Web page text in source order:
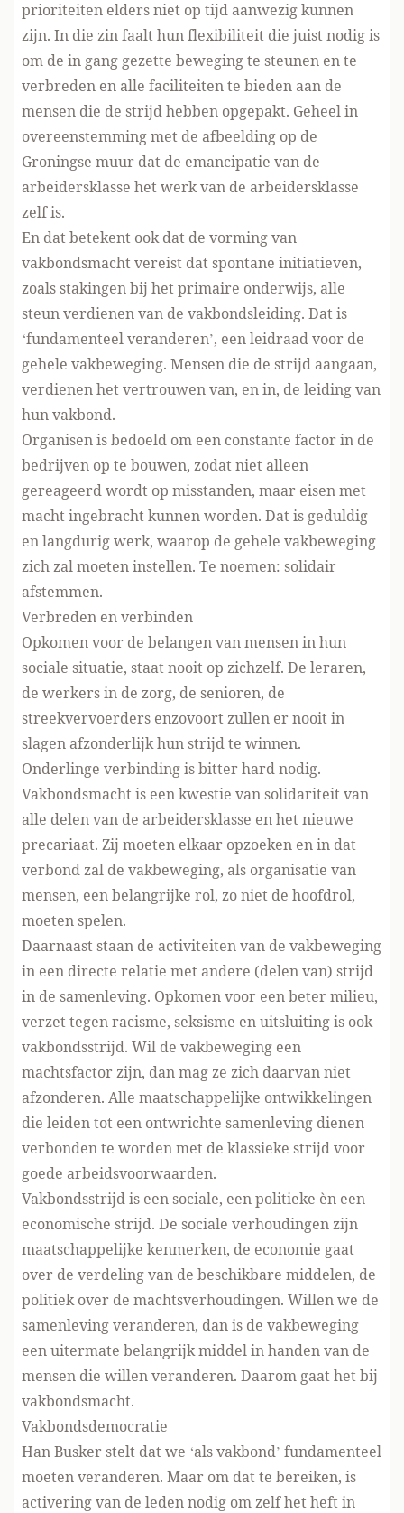
prioriteiten elders niet op tijd aanwezig kunnen
zijn. In die zin faalt hun flexibiliteit die juist nodig is
om de in gang gezette beweging te steunen en te
verbreden en alle faciliteiten te bieden aan de
mensen die de strijd hebben opgepakt. Geheel in
overeenstemming met de afbeelding op de
Groningse muur dat de emancipatie van de
arbeidersklasse het werk van de arbeidersklasse
zelf is.
En dat betekent ook dat de vorming van
vakbondsmacht vereist dat spontane initiatieven,
zoals stakingen bij het primaire onderwijs, alle
steun verdienen van de vakbondsleiding. Dat is
‘fundamenteel veranderen’, een leidraad voor de
gehele vakbeweging. Mensen die de strijd aangaan,
verdienen het vertrouwen van, en in, de leiding van
hun vakbond.
Organisen is bedoeld om een constante factor in de
bedrijven op te bouwen, zodat niet alleen
gereageerd wordt op misstanden, maar eisen met
macht ingebracht kunnen worden. Dat is geduldig
en langdurig werk, waarop de gehele vakbeweging
zich zal moeten instellen. Te noemen: solidair
afstemmen.
Verbreden en verbinden
Opkomen voor de belangen van mensen in hun
sociale situatie, staat nooit op zichzelf. De leraren,
de werkers in de zorg, de senioren, de
streekvervoerders enzovoort zullen er nooit in
slagen afzonderlijk hun strijd te winnen.
Onderlinge verbinding is bitter hard nodig.
Vakbondsmacht is een kwestie van solidariteit van
alle delen van de arbeidersklasse en het nieuwe
precariaat. Zij moeten elkaar opzoeken en in dat
verbond zal de vakbeweging, als organisatie van
mensen, een belangrijke rol, zo niet de hoofdrol,
moeten spelen.
Daarnaast staan de activiteiten van de vakbeweging
in een directe relatie met andere (delen van) strijd
in de samenleving. Opkomen voor een beter milieu,
verzet tegen racisme, seksisme en uitsluiting is ook
vakbondsstrijd. Wil de vakbeweging een
machtsfactor zijn, dan mag ze zich daarvan niet
afzonderen. Alle maatschappelijke ontwikkelingen
die leiden tot een ontwrichte samenleving dienen
verbonden te worden met de klassieke strijd voor
goede arbeidsvoorwaarden.
Vakbondsstrijd is een sociale, een politieke èn een
economische strijd. De sociale verhoudingen zijn
maatschappelijke kenmerken, de economie gaat
over de verdeling van de beschikbare middelen, de
politiek over de machtsverhoudingen. Willen we de
samenleving veranderen, dan is de vakbeweging
een uitermate belangrijk middel in handen van de
mensen die willen veranderen. Daarom gaat het bij
vakbondsmacht.
Vakbondsdemocratie
Han Busker stelt dat we ‘als vakbond’ fundamenteel
moeten veranderen. Maar om dat te bereiken, is
activering van de leden nodig om zelf het heft in